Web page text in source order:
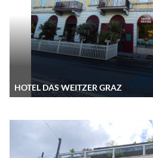
HOTEL DAS WEITZER GRAZ